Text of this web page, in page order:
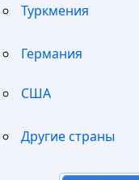
Туркмения
Германия
США
Другие страны